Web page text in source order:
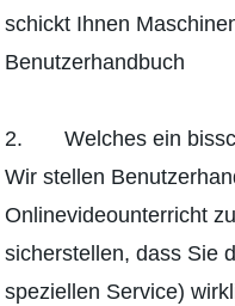
schickt Ihnen
Benutzerhandbuch
2. Welches ein
Wir stellen
Onlinevideounterricht
sicherstellen, dass Sie
speziellen Service)